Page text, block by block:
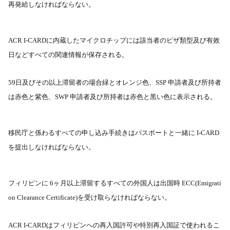
再発給しなければならない。
ACR I-CARDに内蔵したマイクロチップには該当者のビザ類型及び有效
日などすべての関連情報が保存される。
59 日及びその以上滞留者の場合緑とオレンジ色、 SSP 申請者及び所持者
は赤色と紫色、 SWP 申請者及び所持者は赤色と黒い色に表示される。
移民庁と係わるすべての申し込み手続きはパスポートと一緒に I-CARD
を提出しなければならない。
フィリピンに 6ヶ月以上滞留するすべての外国人は出国時 ECC(Emigrati
on Clearance Certificate)を受け取らなければならない。
ACR I-CARDはフィリピンへの再入国許可や特別再入国証で使われるこ